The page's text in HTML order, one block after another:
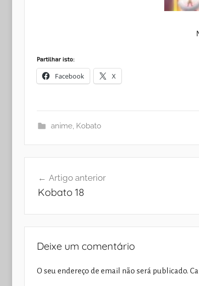
Partilhar isto:
Facebook X
anime, Kobato
artigos
Artigo anterior
Kobato 18
Deixe um comentário
O seu endereço de email não será publicado.